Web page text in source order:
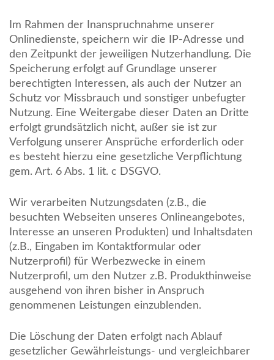
Im Rahmen der Inanspruchnahme unserer
Onlinedienste, speichern wir die IP-Adresse und
den Zeitpunkt der jeweiligen Nutzerhandlung. Die
Speicherung erfolgt auf Grundlage unserer
berechtigten Interessen, als auch der Nutzer an
Schutz vor Missbrauch und sonstiger unbefugter
Nutzung. Eine Weitergabe dieser Daten an Dritte
erfolgt grundsätzlich nicht, außer sie ist zur
Verfolgung unserer Ansprüche erforderlich oder
es besteht hierzu eine gesetzliche Verpflichtung
gem. Art. 6 Abs. 1 lit. c DSGVO.
Wir verarbeiten Nutzungsdaten (z.B., die
besuchten Webseiten unseres Onlineangebotes,
Interesse an unseren Produkten) und Inhaltsdaten
(z.B., Eingaben im Kontaktformular oder
Nutzerprofil) für Werbezwecke in einem
Nutzerprofil, um den Nutzer z.B. Produkthinweise
ausgehend von ihren bisher in Anspruch
genommenen Leistungen einzublenden.
Die Löschung der Daten erfolgt nach Ablauf
gesetzlicher Gewährleistungs- und vergleichbarer